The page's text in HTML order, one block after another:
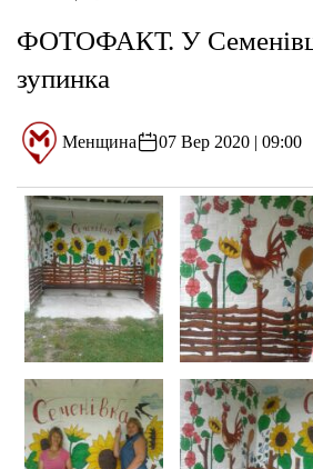
ФОТОФАКТ. У
зупинка
Менщина 07 Вер 2020 | 09:00